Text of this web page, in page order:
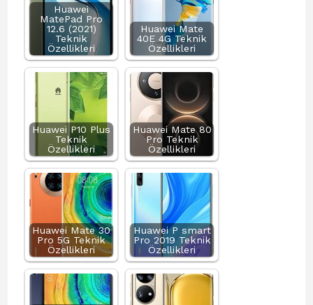
Huawei
MatePad Pro
12.6 (2021)
Teknik
Özellikleri
Huawei Mate
40E 4G Teknik
Özellikleri
Huawei P10 Plus
Teknik
Özellikleri
Huawei Mate 80
Pro Teknik
Özellikleri
Huawei Mate 30
Pro 5G Teknik
Özellikleri
Huawei P smart
Pro 2019 Teknik
Özellikleri